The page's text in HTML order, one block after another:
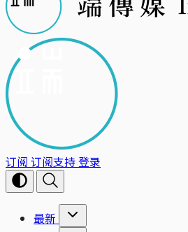
订阅 订阅支持登录
最新